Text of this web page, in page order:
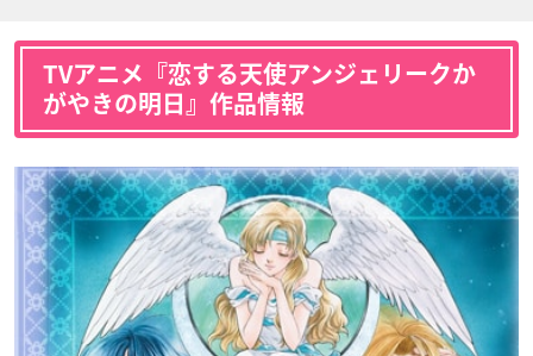
TVアニメ『恋する天使アンジェリークか
がやきの明日』作品情報